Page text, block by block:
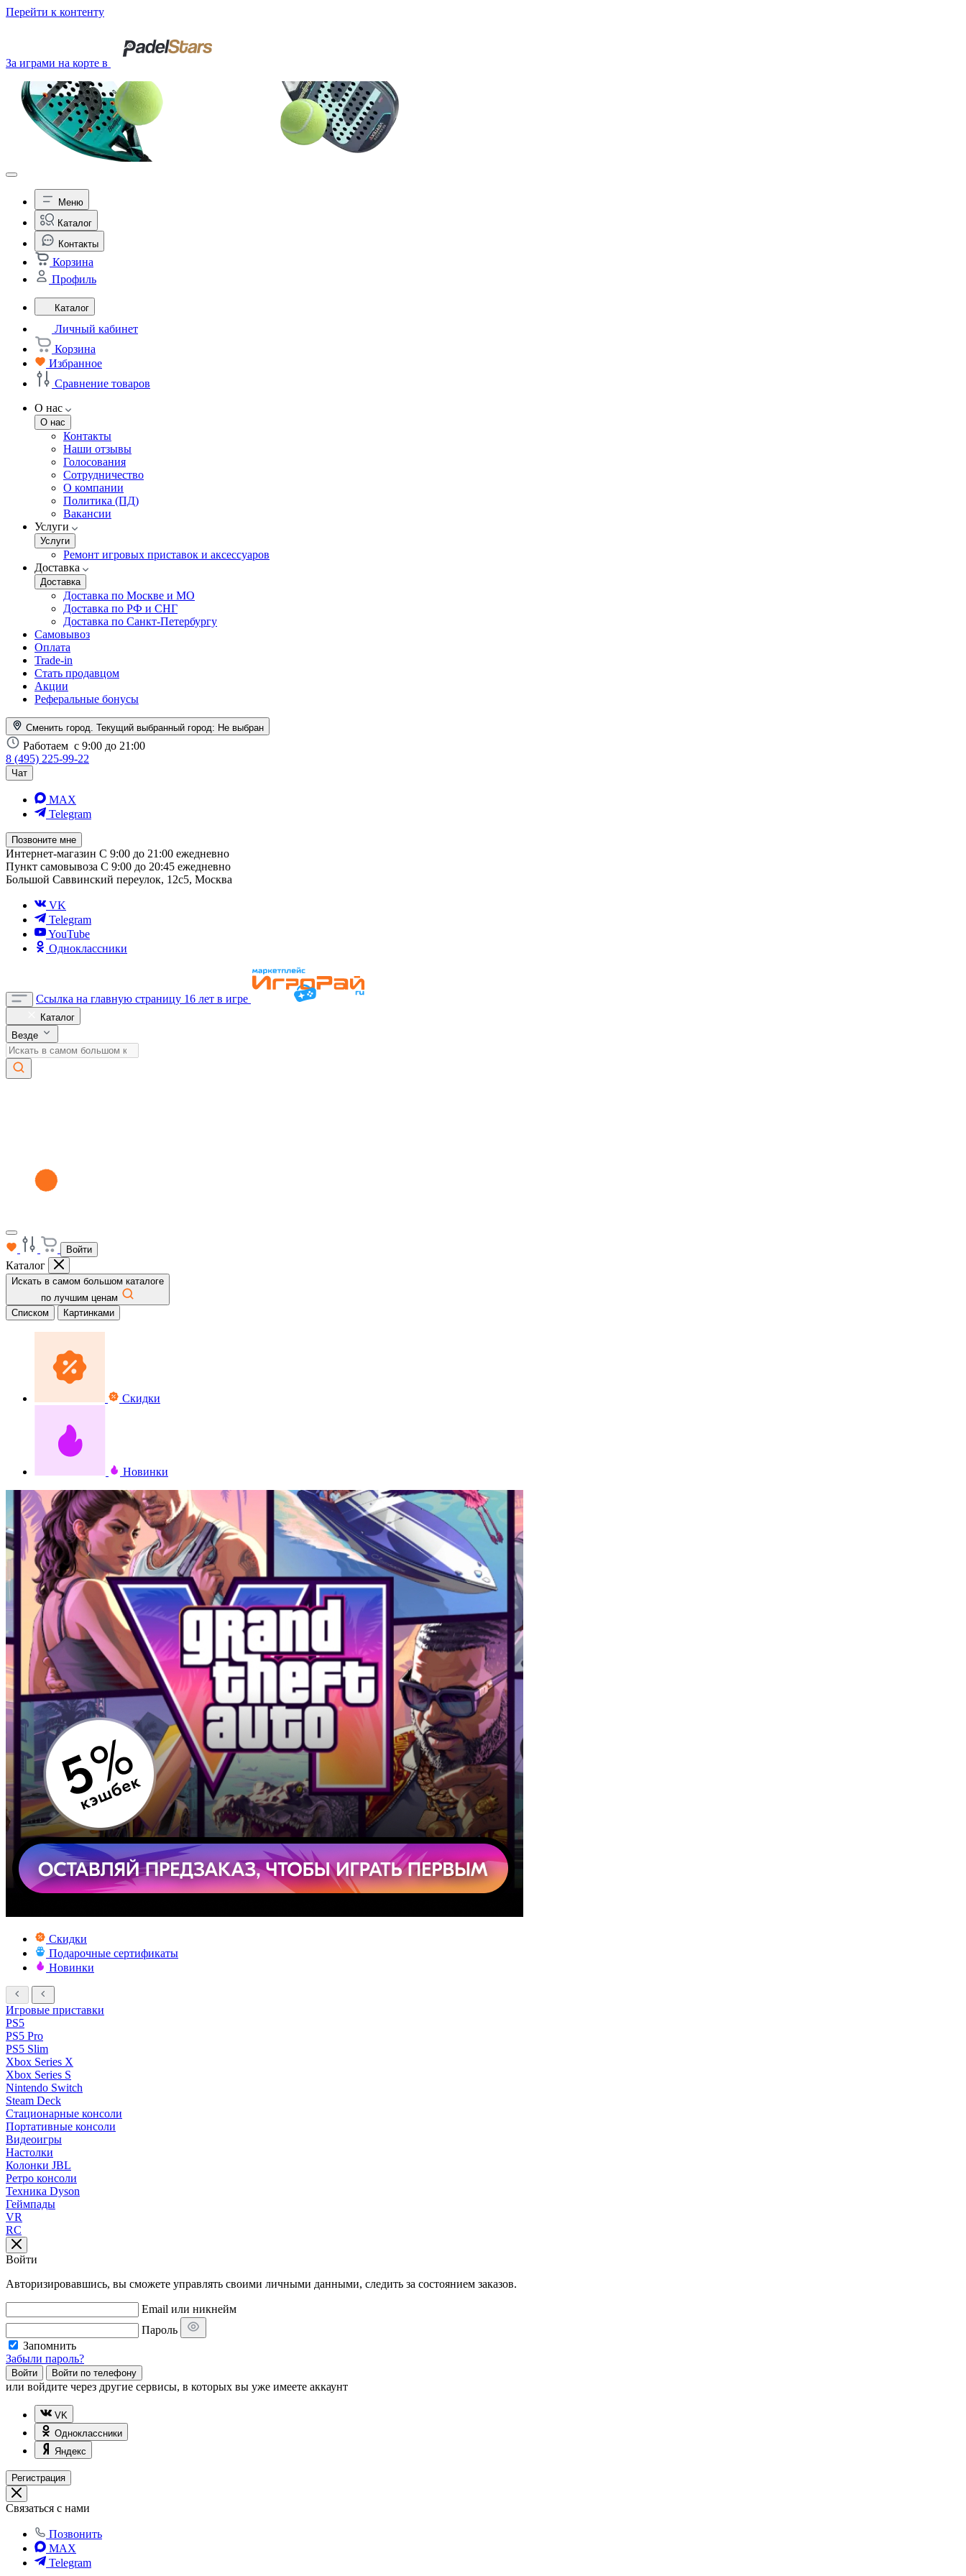
Перейти к контенту
За играми на корте в
Меню
Каталог
Контакты
Корзина
Профиль
Каталог
Личный кабинет
Корзина
Избранное
Сравнение товаров
О нас
О нас
Контакты
Наши отзывы
Голосования
Сотрудничество
О компании
Политика (ПД)
Вакансии
Услуги
Услуги
Ремонт игровых приставок и аксессуаров
Доставка
Доставка
Доставка по Москве и МО
Доставка по РФ и СНГ
Доставка по Санкт-Петербургу
Самовывоз
Оплата
Trade-in
Стать продавцом
Акции
Реферальные бонусы
Сменить город. Текущий выбранный город: Не выбран
Работаем с 9:00 до 21:00
8 (495) 225-99-22
Чат
MAX
Telegram
Позвоните мне
Интернет-магазин С 9:00 до 21:00 ежедневно
Пункт самовывоза С 9:00 до 20:45 ежедневно
Большой Саввинский переулок, 12с5, Москва
VK
Telegram
YouTube
Одноклассники
Ссылка на главную страницу 16 лет в игре
Каталог
Везде
Войти
Каталог
Искать в самом большом каталоге
по лучшим ценам
Списком
Картинками
Скидки
Новинки
Скидки
Подарочные сертификаты
Новинки
Игровые приставки
PS5
PS5 Pro
PS5 Slim
Xbox Series X
Xbox Series S
Nintendo Switch
Steam Deck
Стационарные консоли
Портативные консоли
Видеоигры
Настолки
Колонки JBL
Ретро консоли
Техника Dyson
Геймпады
VR
RC
Войти
Авторизировавшись, вы сможете управлять своими личными данными, следить за состоянием заказов.
Email или никнейм
Пароль
Запомнить
Забыли пароль?
Войти Войти по телефону
или войдите через другие сервисы, в которых вы уже имеете аккаунт
VK
Одноклассники
Яндекс
Регистрация
Связаться с нами
Позвонить
MAX
Telegram